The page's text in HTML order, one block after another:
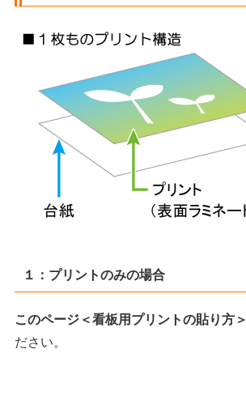
１：プリントのみの場合
このページ＜看板用プリントの貼り方＞
ださい。